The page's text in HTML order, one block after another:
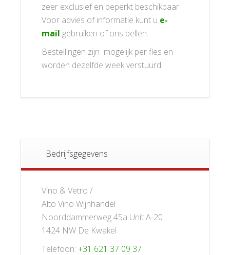
zeer exclusief en beperkt beschikbaar.
Voor advies of informatie kunt u e-
mail gebruiken of ons bellen.
Bestellingen zijn mogelijk per fles en
worden dezelfde week verstuurd.
Bedrijfsgegevens
Vino & Vetro /
Alto Vino Wijnhandel
Noorddammerweg 45a Unit A-20
1424 NW De Kwakel
Telefoon: +31 621 37 09 37